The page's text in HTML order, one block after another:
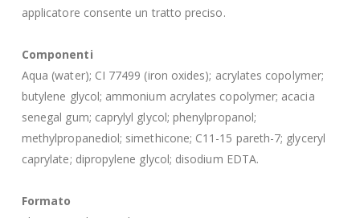
applicatore consente un tratto preciso.
Componenti
Aqua (water); CI 77499 (iron oxides); acrylates copolymer;
butylene glycol; ammonium acrylates copolymer; acacia
senegal gum; caprylyl glycol; phenylpropanol;
methylpropanediol; simethicone; C11-15 pareth-7; glyceryl
caprylate; dipropylene glycol; disodium EDTA.
Formato